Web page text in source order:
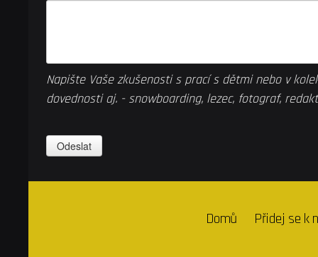
Napište Vaše zkušenosti s prací s dětmi nebo v
dovednosti aj. - snowboarding, lezec, fotograf,
Domů Přidej se k